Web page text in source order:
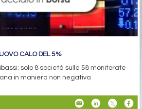
CALO DEL 5%
solo 8 società sulle 58 monitorate
in maniera non negativa